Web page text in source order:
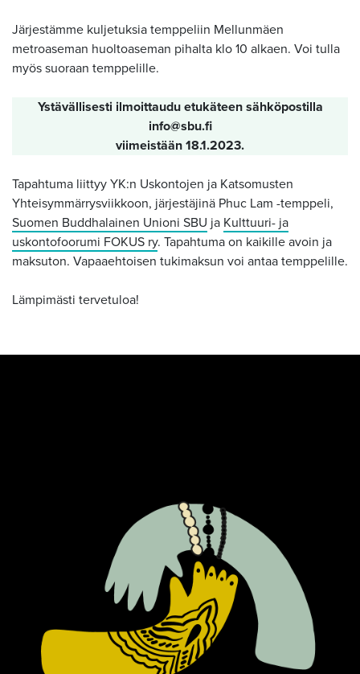
Järjestämme kuljetuksia temppeliin Mellunmäen
metroaseman huoltoaseman pihalta klo 10 alkaen. Voi tulla
myös suoraan temppelille.
Ystävällisesti ilmoittaudu etukäteen sähköpostilla
info@sbu.fi
viimeistään 18.1.2023.
Tapahtuma liittyy YK:n Uskontojen ja Katsomusten
Yhteisymmärrysviikkoon, järjestäjinä Phuc Lam -temppeli,
Suomen Buddhalainen Unioni SBU ja Kulttuuri- ja
uskontofoorumi FOKUS ry. Tapahtuma on kaikille avoin ja
maksuton. Vapaaehtoisen tukimaksun voi antaa temppelille.
Lämpimästi tervetuloa!